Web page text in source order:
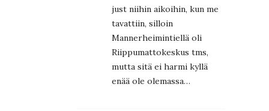
just niihin aikoihin, kun me
tavattiin, silloin
Mannerheimintiellä oli
Riippumattokeskus tms,
mutta sitä ei harmi kyllä
enää ole olemassa…